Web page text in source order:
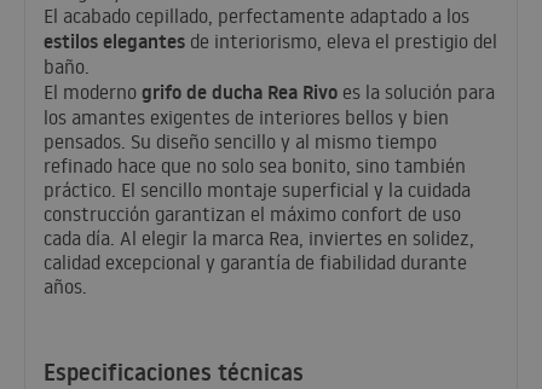
Especificaciones técnicas
El acabado cepillado, perfectamente adaptado a los
estilos elegantes de interiorismo, eleva el prestigio del
baño.
El moderno grifo de ducha Rea Rivo es la solución para
los amantes exigentes de interiores bellos y bien
pensados. Su diseño sencillo y al mismo tiempo
refinado hace que no solo sea bonito, sino también
práctico. El sencillo montaje superficial y la cuidada
construcción garantizan el máximo confort de uso
cada día. Al elegir la marca Rea, inviertes en solidez,
calidad excepcional y garantía de fiabilidad durante
años.